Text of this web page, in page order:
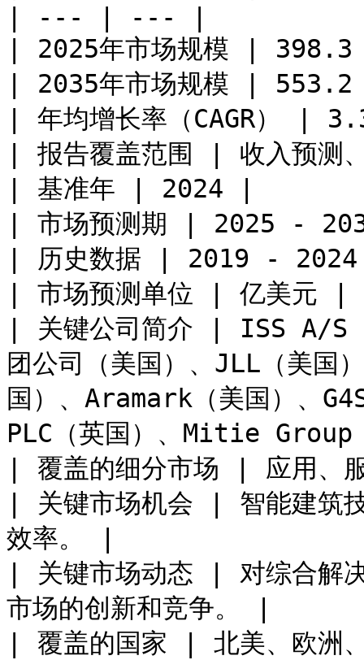
| --- | --- |
| 2025年市场规模 | 398.3
| 2035年市场规模 | 553.2
| 年均增长率（CAGR） |
| 报告覆盖范围 | 收入预测
| 基准年 | 2024 |
| 市场预测期 | 2025 -
| 历史数据 | 2019 -
| 市场预测单位 | 亿美元 |
| 关键公司简介 | ISS A/S（
团公司（美国）、JLL（美
国）、Aramark（美国）、
PLC（英国）、Mitie
| 覆盖的细分市场 | 应用、
| 关键市场机会 | 智能建筑
效率。 |
| 关键市场动态 | 对综合解
市场的创新和竞争。 |
| 覆盖的国家 | 北美、欧洲